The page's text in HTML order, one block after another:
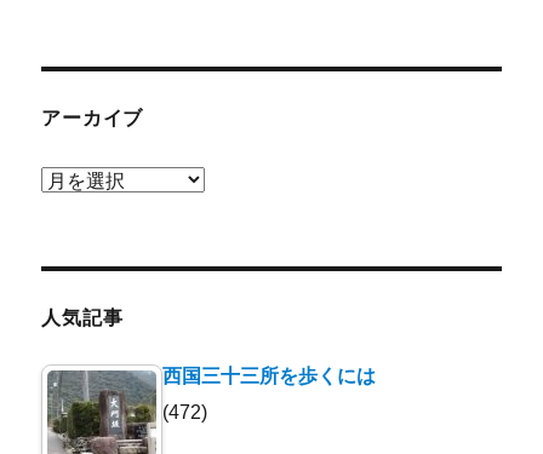
アーカイブ
ア
ブ
人気記事
西国三十三所を歩くには
(472)